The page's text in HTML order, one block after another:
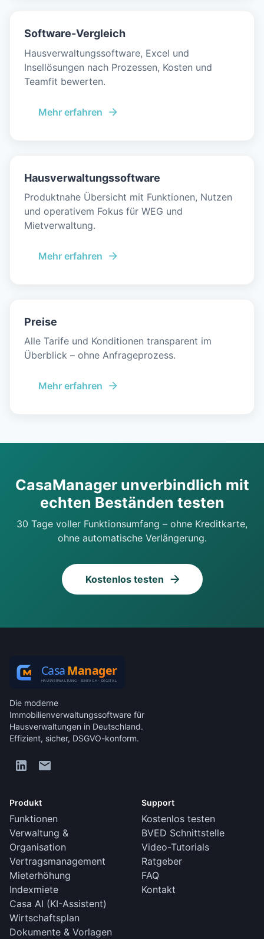
Software-Vergleich
Hausverwaltungssoftware, Excel und
Insellösungen nach Prozessen, Kosten und
Teamfit bewerten.
Mehr erfahren
Hausverwaltungssoftware
Produktnahe Übersicht mit Funktionen, Nutzen
und operativem Fokus für WEG und
Mietverwaltung.
Mehr erfahren
Preise
Alle Tarife und Konditionen transparent im
Überblick – ohne Anfrageprozess.
Mehr erfahren
CasaManager unverbindlich mit
echten Beständen testen
30 Tage voller Funktionsumfang – ohne Kreditkarte,
ohne automatische Verlängerung.
Kostenlos testen
Die moderne
Immobilienverwaltungssoftware für
Hausverwaltungen in Deutschland.
Effizient, sicher, DSGVO-konform.
Produkt
Funktionen
Verwaltung &
Organisation
Vertragsmanagement
Mieterhöhung
Indexmiete
Casa AI (KI-Assistent)
Wirtschaftsplan
Dokumente & Vorlagen
Support
Kostenlos testen
BVED Schnittstelle
Video-Tutorials
Ratgeber
FAQ
Kontakt